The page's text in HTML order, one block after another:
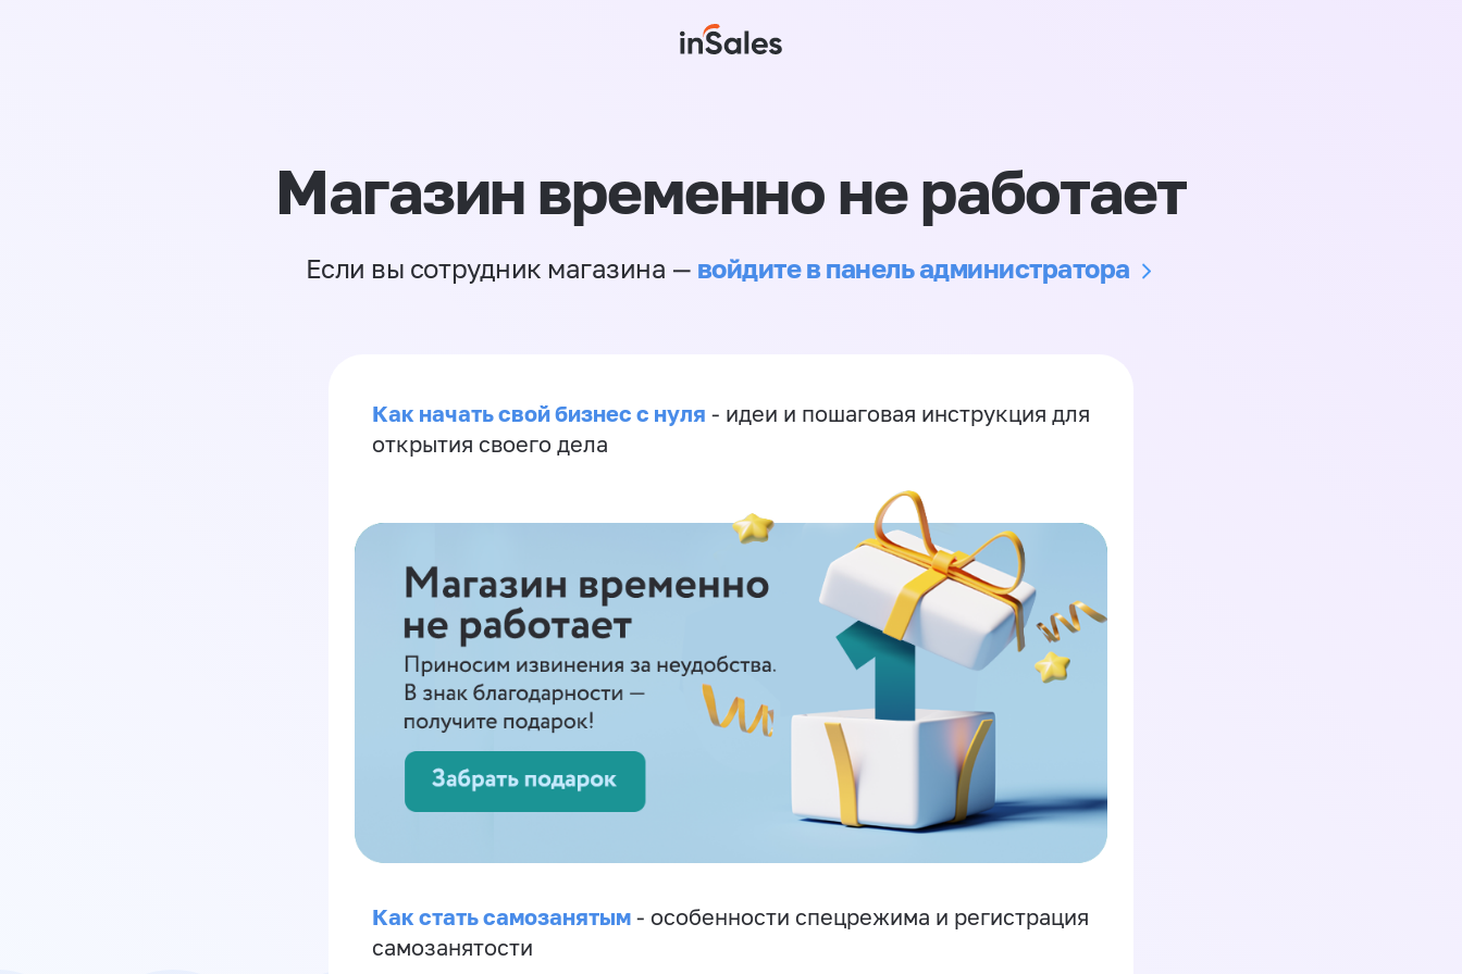
Магазин временно не работает
Если вы сотрудник магазина — войдите в панель администратора
Как начать свой бизнес с нуля - идеи и пошаговая инструкция для
открытия своего дела
Как стать самозанятым - особенности спецрежима и регистрация
самозанятости